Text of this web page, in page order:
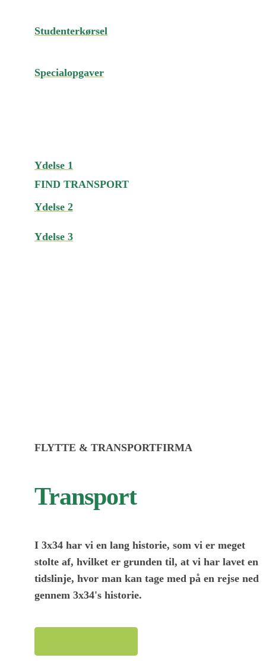
Studenterkørsel
Specialopgaver
FIND TRANSPORT
Ydelse 1
Ydelse 2
Ydelse 3
FLYTTE & TRANSPORTFIRMA
Transport
I 3x34 har vi en lang historie, som vi er meget
stolte af, hvilket er grunden til, at vi har lavet en
tidslinje, hvor man kan tage med på en rejse ned
gennem 3x34's historie.